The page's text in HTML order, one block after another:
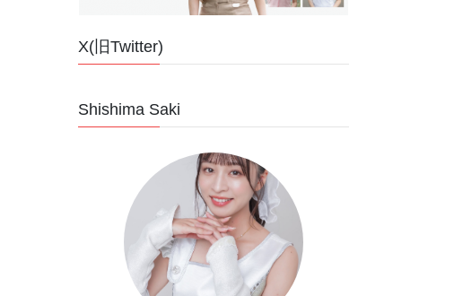
X(旧Twitter)
Shishima Saki